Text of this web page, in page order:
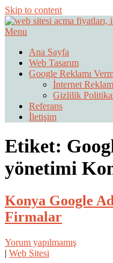
Skip to content
Web Sitesi
Fiyatları
Menu
Ana Sayfa
Web Tasarım
Google Reklamı
İnternet
Gizlilik
Referans
İletişim
Etiket:
yönetimi
Konya Google
Firmalar
Yorum yapılmamış
| Web Sitesi